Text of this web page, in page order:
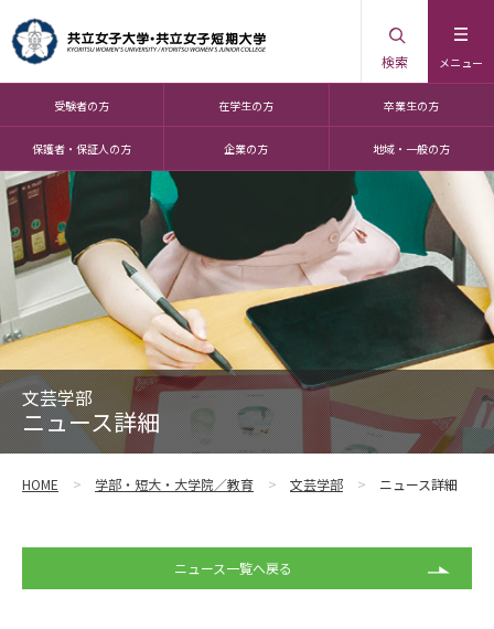
メニュー
検索
受験者の方 在学生の方 卒業生の方
保護者・保証人の方 企業の方 地域・一般の方
文芸学部
ニュース詳細
HOME 学部・短大・大学院／教育 文芸学部 ニュース詳細
ニュース一覧へ戻る